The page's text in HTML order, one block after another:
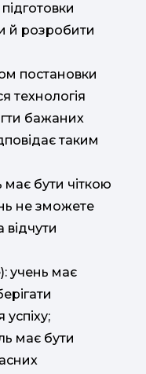
й розробити
постановки
технологія
бажаних
таким
має бути чіткою
не зможете
відчути
учень має
має бути